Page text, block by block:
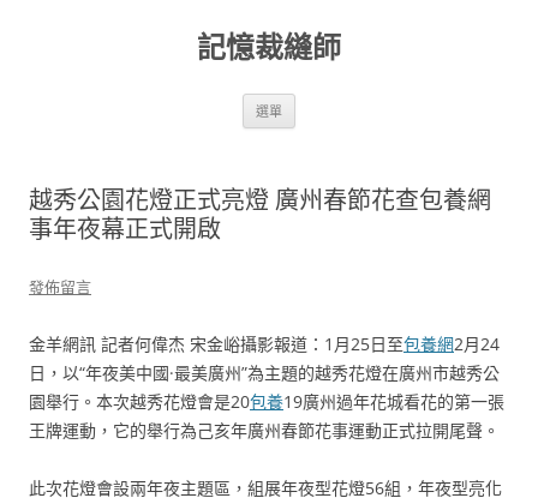
記憶裁縫師
選單
越秀公園花燈正式亮燈 廣州春節花查包養網
事年夜幕正式開啟
發佈留言
金羊網訊 記者何偉杰 宋金峪攝影報道：1月25日至包養網2月24
日，以“年夜美中國·最美廣州”為主題的越秀花燈在廣州市越秀公
園舉行。本次越秀花燈會是20包養19廣州過年花城看花的第一張
王牌運動，它的舉行為己亥年廣州春節花事運動正式拉開尾聲。
此次花燈會設兩年夜主題區，組展年夜型花燈56組，年夜型亮化